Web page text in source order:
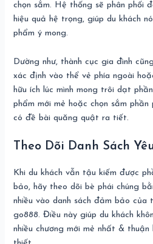
chọn sắm. Hệ thống sẽ phân phối
hiệu quả hệ trọng, giúp du khách
phẩm ý mong.
Dường như, thành cục gia đình
xác định vào thể vẻ phía ngoài
hữu ích lúc mình mong trôi dạt
phẩm mới mẻ hoặc chọn sắm phần
có đề bài quăng quật ra tiết.
Theo Dõi Danh Sách
Khi du khách vẫn tậu kiếm được
bảo, hãy theo dõi bè phái chúng
nhiều vào danh sách đảm bảo của
go888. Điều này giúp du khách
nhiều chương mới mẻ nhất &